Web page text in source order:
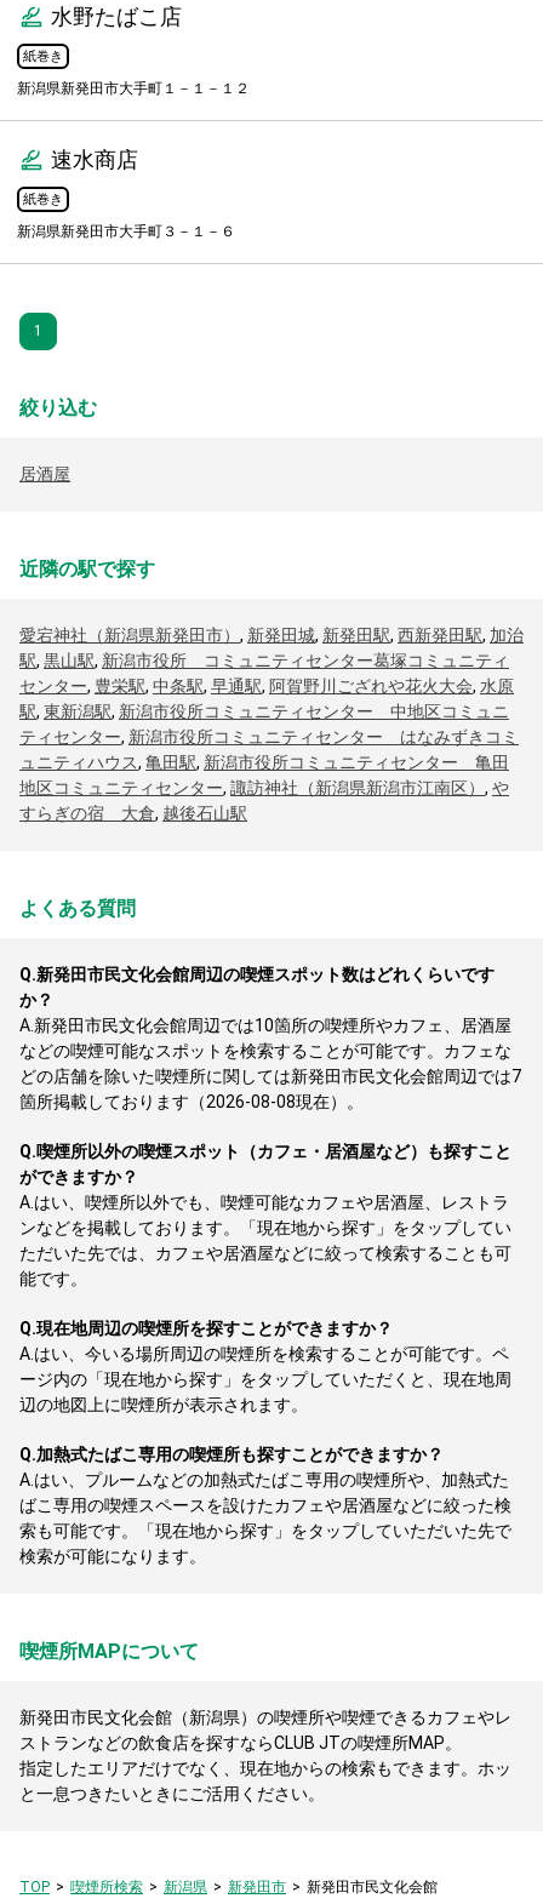
水野たばこ店
紙巻き
新潟県新発田市大手町１－１－１２
速水商店
紙巻き
新潟県新発田市大手町３－１－６
1
絞り込む
居酒屋
近隣の駅で探す
愛宕神社（新潟県新発田市） , 新発田城, 新発田駅, 西新発田駅, 加治
駅, 黒山駅, 新潟市役所 コミュニティセンター葛塚コミュニティ
センター, 豊栄駅, 中条駅, 早通駅, 阿賀野川ござれや花火大会, 水原
駅, 東新潟駅, 新潟市役所コミュニティセンター 中地区コミュニ
ティセンター, 新潟市役所コミュニティセンター はなみずきコミ
ュニティハウス, 亀田駅, 新潟市役所コミュニティセンター 亀田
地区コミュニティセンター, 諏訪神社（新潟県新潟市江南区） , や
すらぎの宿 大倉, 越後石山駅
よくある質問
Q.新発田市民文化会館周辺の喫煙スポット数はどれくらいです
か？
A. 新発田市民文化会館周辺では10箇所の喫煙所やカフェ、居酒屋
などの喫煙可能なスポットを検索することが可能です。カフェな
どの店舗を除いた喫煙所に関しては新発田市民文化会館周辺では7
箇所掲載しております（2026-08-08現在）。
Q.喫煙所以外の喫煙スポット（カフェ・居酒屋など）も探すこと
ができますか？
A. はい、喫煙所以外でも、喫煙可能なカフェや居酒屋、レストラ
ンなどを掲載しております。「現在地から探す」をタップしてい
ただいた先では、カフェや居酒屋などに絞って検索することも可
能です。
Q.現在地周辺の喫煙所を探すことができますか？
A. はい、今いる場所周辺の喫煙所を検索することが可能です。ペ
ージ内の「現在地から探す」をタップしていただくと、現在地周
辺の地図上に喫煙所が表示されます。
Q.加熱式たばこ専用の喫煙所も探すことができますか？
A. はい、プルームなどの加熱式たばこ専用の喫煙所や、加熱式た
ばこ専用の喫煙スペースを設けたカフェや居酒屋などに絞った検
索も可能です。「現在地から探す」をタップしていただいた先で
検索が可能になります。
喫煙所MAPについて
新発田市民文化会館（新潟県）の喫煙所や喫煙できるカフェやレ
ストランなどの飲食店を探すならCLUB JTの喫煙所MAP。
指定したエリアだけでなく、現在地からの検索もできます。ホッ
と一息つきたいときにご活用ください。
TOP 喫煙所検索 新潟県 新発田市 新発田市民文化会館